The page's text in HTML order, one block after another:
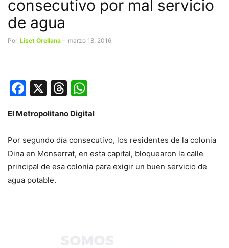
consecutivo por mal servicio
de agua
Por Liset Orellana - marzo 18, 2016
Facebook
X Threads
El Metropolitano Digital
Por segundo día consecutivo, los residentes de la colonia
Dina en Monserrat, en esta capital, bloquearon la calle
principal de esa colonia para exigir un buen servicio de
agua potable.